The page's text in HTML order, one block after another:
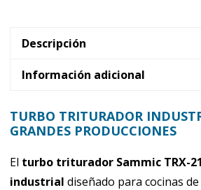
TRX-
cantidad
Descripción
Información adicional
TURBO TRITURADOR
GRANDES PRODUCCIONES
El turbo triturador Sammic TRX-
industrial diseñado para cocinas